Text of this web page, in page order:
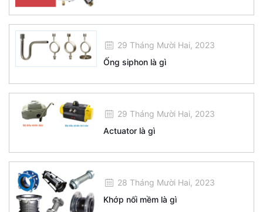
29 Tháng Mười Hai, 2023
Ống siphon là gì
29 Tháng Mười Hai, 2023
Actuator là gì
28 Tháng Mười Hai, 2023
Khớp nối mềm là gì